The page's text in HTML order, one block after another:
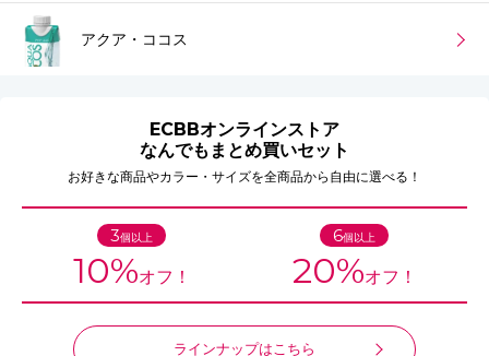
アクア・ココス
ECBBオンラインストア
なんでもまとめ買いセット
お好きな商品やカラー・サイズを全商品から自由に選べる！
3個以上
10%オフ！
6個以上
20%オフ！
ラインナップはこちら